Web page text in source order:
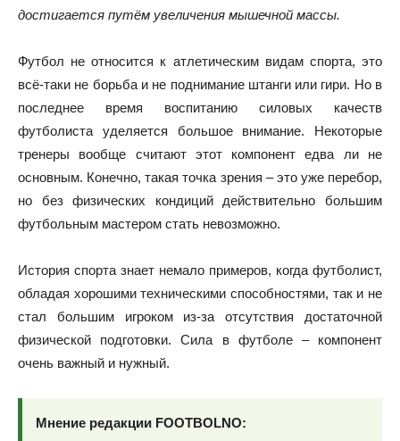
достигается путём увеличения мышечной массы.
Футбол не относится к атлетическим видам спорта, это
всё-таки не борьба и не поднимание штанги или гири. Но в
последнее время воспитанию силовых качеств
футболиста уделяется большое внимание. Некоторые
тренеры вообще считают этот компонент едва ли не
основным. Конечно, такая точка зрения – это уже перебор,
но без физических кондиций действительно большим
футбольным мастером стать невозможно.
История спорта знает немало примеров, когда футболист,
обладая хорошими техническими способностями, так и не
стал большим игроком из-за отсутствия достаточной
физической подготовки. Сила в футболе – компонент
очень важный и нужный.
Мнение редакции FOOTBOLNO: